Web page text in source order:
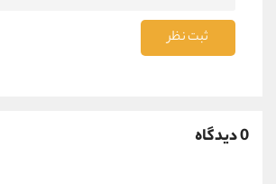
ثبت نظر
0 دیدگاه